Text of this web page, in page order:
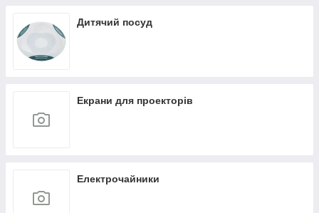
Дитячий посуд
Екрани для проекторів
Електрочайники